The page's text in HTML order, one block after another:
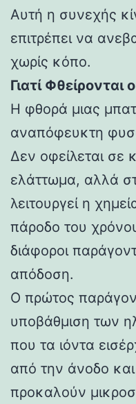
Αυτή η συνεχής
επιτρέπει να
χωρίς κόπο.
Γιατί Φθείρονται
Η φθορά μιας
αναπόφευκτη
Δεν οφείλεται σε
ελάττωμα, αλλά
λειτουργεί η
πάροδο του
διάφοροι
απόδοση.
Ο πρώτος
υποβάθμιση των
που τα ιόντα
από την άνοδο
προκαλούν